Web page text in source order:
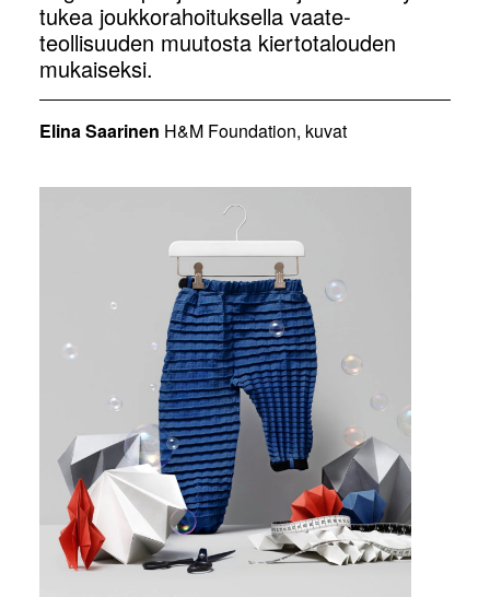
tukea joukkorahoituksella vaate­
teollisuuden muutosta kiertotalouden
mukaiseksi.
Elina Saarinen H&M Foundation, kuvat